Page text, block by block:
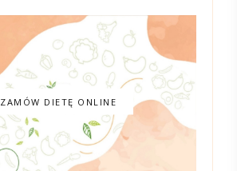
ZAMÓW DIETĘ ONLINE